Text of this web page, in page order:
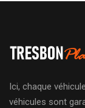
Ici, chaque
véhicules sont